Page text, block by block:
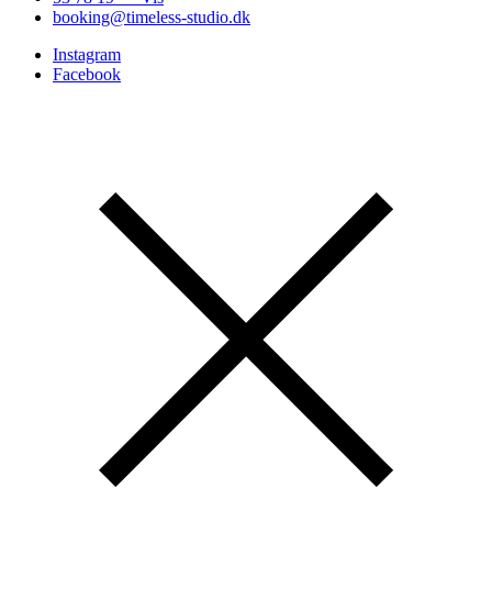
booking@timeless-studio.dk
Instagram
Facebook